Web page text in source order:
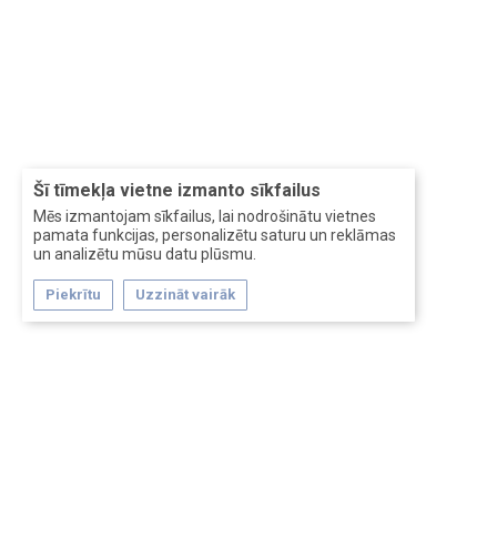
Šī tīmekļa vietne izmanto sīkfailus
Mēs izmantojam sīkfailus, lai nodrošinātu vietnes
pamata funkcijas, personalizētu saturu un reklāmas
un analizētu mūsu datu plūsmu.
Piekrītu Uzzināt vairāk